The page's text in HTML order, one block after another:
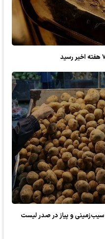
و پیاز در صدر لیست